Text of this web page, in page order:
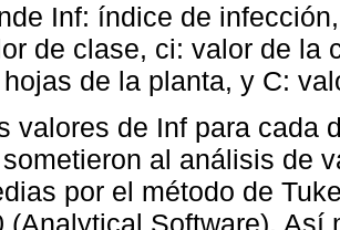
Inf: índice de
de clase, ci: valor de la
de la planta, y C:
valores de Inf para cada
al análisis de
por el método de
(Analytical Software). Así